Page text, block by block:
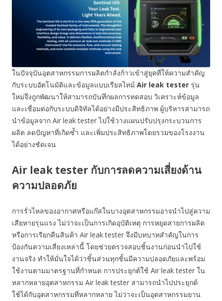
ในปัจจุบันอุตสาหกรรมการผลิตกำลังก้าวเข้าสู่ยุคที่ให้ความสำคัญ
กับระบบอัตโนมัติและข้อมูลแบบเรียลไทม์ Air leak tester รุ่น
ใหม่จึงถูกพัฒนาให้สามารถบันทึกผลการทดสอบ วิเคราะห์ข้อมูล
และเชื่อมต่อกับระบบดิจิทัลได้อย่างมีประสิทธิภาพ ผู้บริหารสามารถ
นำข้อมูลจาก Air leak tester ไปใช้วางแผนปรับปรุงกระบวนการ
ผลิต ลดปัญหาที่เกิดซ้ำ และเพิ่มประสิทธิภาพโดยรวมของโรงงาน
ได้อย่างชัดเจน
Air leak tester กับการลดความเสี่ยงด้าน
ความปลอดภัย
การรั่วไหลของอากาศหรือแก๊สในบางอุตสาหกรรมอาจนำไปสู่ความ
เสียหายรุนแรง ไม่ว่าจะเป็นการเกิดอุบัติเหตุ การหยุดสายการผลิต
หรือการเรียกคืนสินค้า Air leak tester จึงมีบทบาทสำคัญในการ
ป้องกันความเสี่ยงเหล่านี้ โดยช่วยตรวจสอบชิ้นงานก่อนนำไปใช้
งานจริง ทำให้มั่นใจได้ว่าชิ้นส่วนทุกชิ้นมีความปลอดภัยและพร้อม
ใช้งานตามมาตรฐานที่กำหนด การประยุกต์ใช้ Air leak tester ใน
หลากหลายอุตสาหกรรม Air leak tester สามารถนำไปประยุกต์
ใช้ได้กับอุตสาหกรรมที่หลากหลาย ไม่ว่าจะเป็นอุตสาหกรรมยาน